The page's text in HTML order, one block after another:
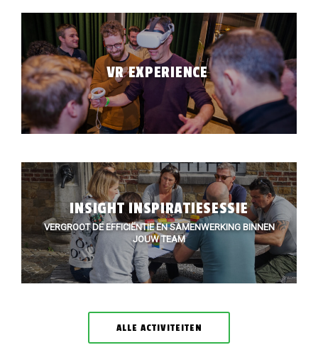
VR EXPERIENCE
INSIGHT INSPIRATIESESSIE
VERGROOT DE EFFICIËNTIE EN SAMENWERKING BINNEN
JOUW TEAM
ALLE ACTIVITEITEN